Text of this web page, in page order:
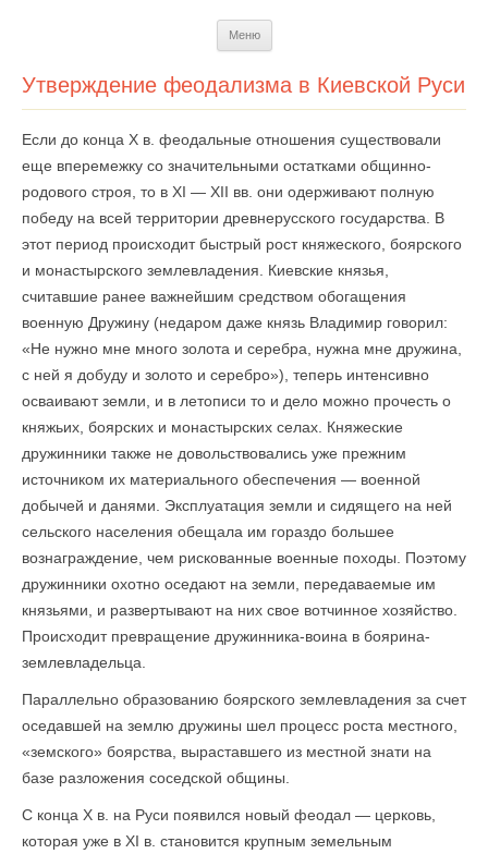
Меню
Утверждение феодализма в Киевской Руси
Если до конца X в. феодальные отношения существовали
еще вперемежку со значительными остатками общинно-
родового строя, то в XI — XII вв. они одерживают полную
победу на всей территории древнерусского государства. В
этот период происходит быстрый рост княжеского, боярского
и монастырского землевладения. Киевские князья,
считавшие ранее важнейшим средством обогащения
военную Дружину (недаром даже князь Владимир говорил:
«Не нужно мне много золота и серебра, нужна мне дружина,
с ней я добуду и золото и серебро»), теперь интенсивно
осваивают земли, и в летописи то и дело можно прочесть о
княжьих, боярских и монастырских селах. Княжеские
дружинники также не довольствовались уже прежним
источником их материального обеспечения — военной
добычей и данями. Эксплуатация земли и сидящего на ней
сельского населения обещала им гораздо большее
вознаграждение, чем риско­ванные военные походы. Поэтому
дружинники охотно оседают на земли, передаваемые им
князьями, и развертывают на них свое вотчинное хозяйство.
Происходит превращение дружинника-воина в боярина-
землевладельца.
Параллельно образованию боярского землевладения за счет
оседавшей на землю дружины шел процесс роста местного,
«земского» боярства, выраставшего из местной знати на
базе разложения соседской общины.
С конца X в. на Руси появился новый феодал — церковь,
которая уже в XI в. становится крупным земельным